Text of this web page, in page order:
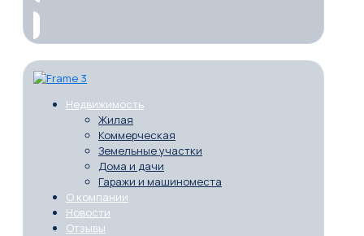
Недвижимость
Жилая
Коммерческая
Земельные участки
Дома и дачи
Гаражи и машиноместа
О компании
Новости
Отзывы